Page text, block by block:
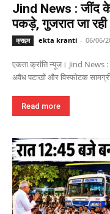
Jind News : जींद
पकड़े, गुजरात जा
क्राइम ekta kranti - 06/06/
एकता क्रांति न्यूज। Jind News :
अवैध पटाखों और विस्फोटक
Read more